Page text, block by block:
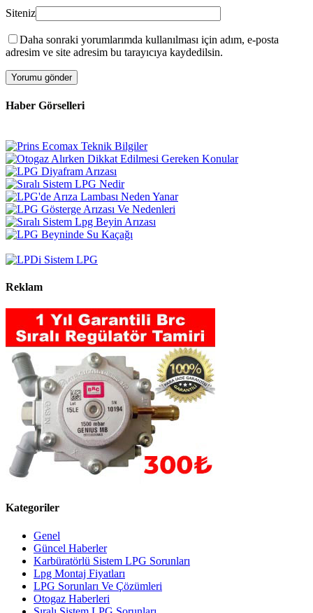
Siteniz
Daha sonraki yorumlarımda kullanılması için adım, e-posta
adresim ve site adresim bu tarayıcıya kaydedilsin.
Haber Görselleri
Reklam
Kategoriler
Genel
Güncel Haberler
Karbüratörlü Sistem LPG Sorunları
Lpg Montaj Fiyatları
LPG Sorunları Ve Çözümleri
Otogaz Haberleri